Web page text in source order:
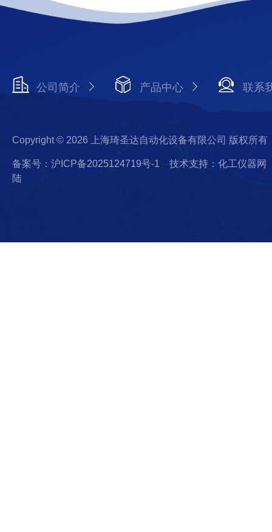
公司简介 产品中心 联系
Copyright © 2026 上海琦圣达自动化设备有限公司 版权所有
备案号：沪ICP备2025124719号-1
技术支持：化工仪器网
陆